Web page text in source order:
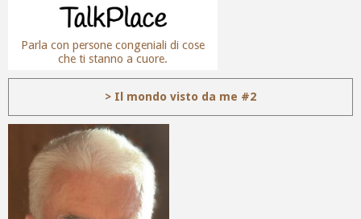
Parla con persone congeniali di cose
che ti stanno a cuore.
> Il mondo visto da me #2